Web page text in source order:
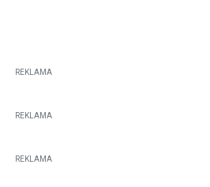
REKLAMA
REKLAMA
REKLAMA